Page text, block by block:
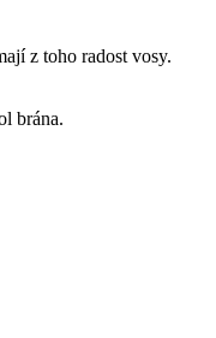
z toho radost vosy.
brána.